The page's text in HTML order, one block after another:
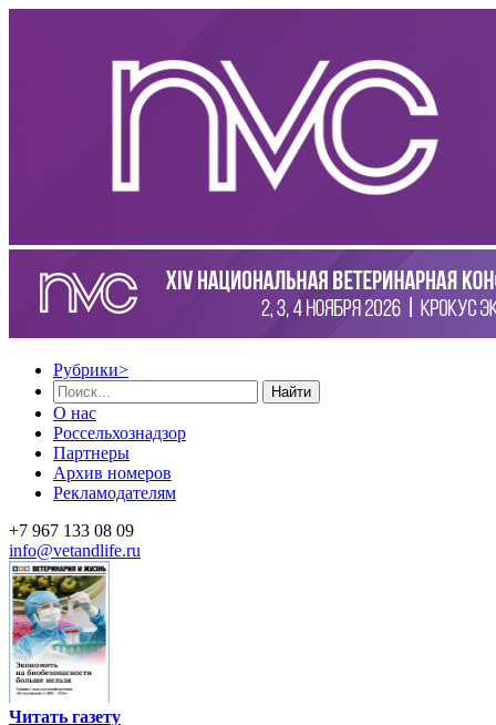
Рубрики>
Найти
О нас
Россельхознадзор
Партнеры
Архив номеров
Рекламодателям
+7 967 133 08 09
info@vetandlife.ru
Читать газету